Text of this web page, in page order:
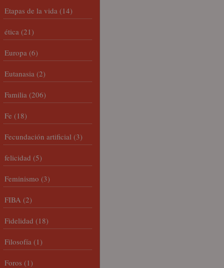
Etapas de la vida (14)
ética (21)
Europa (6)
Eutanasia (2)
Familia (206)
Fe (18)
Fecundación artificial (3)
felicidad (5)
Feminismo (3)
FIBA (2)
Fidelidad (18)
Filosofía (1)
Foros (1)